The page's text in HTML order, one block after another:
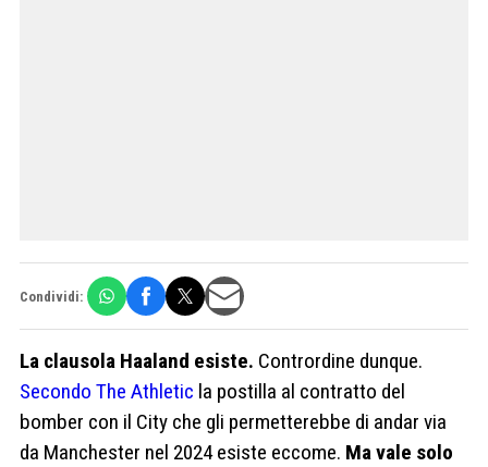
Condividi:
La clausola Haaland esiste. Contrordine dunque.
Secondo The Athletic la postilla al contratto del
bomber con il City che gli permetterebbe di andar via
da Manchester nel 2024 esiste eccome. Ma vale solo